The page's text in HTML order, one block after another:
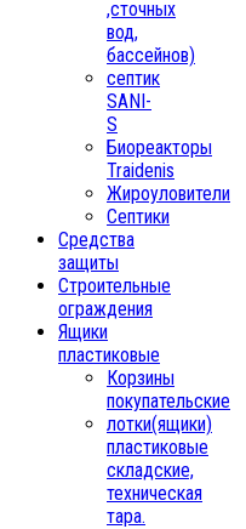
,сточных
вод,
бассейнов)
септик
SANI-
S
Биореакторы
Traidenis
Жироуловители
Септики
Средства
защиты
Строительные
ограждения
Ящики
пластиковые
Корзины
покупательские
лотки(ящики)
пластиковые
складские,
техническая
тара.